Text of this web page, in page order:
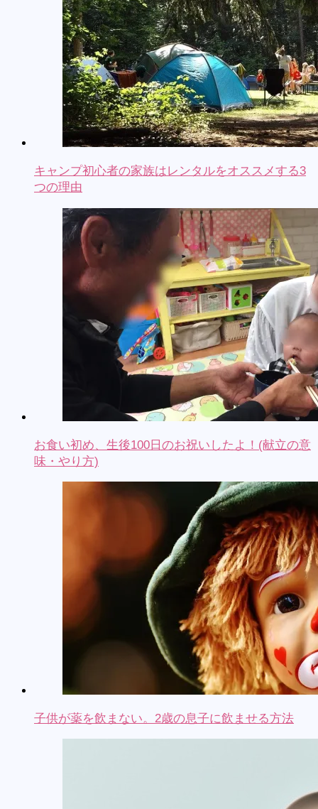
キャンプ初心者の家族はレンタルをオススメする3
つの理由
お食い初め、生後100日のお祝いしたよ！(献立の意
味・やり方)
子供が薬を飲まない。2歳の息子に飲ませる方法